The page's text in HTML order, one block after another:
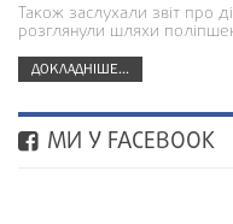
Також заслухали звіт про
розглянули шляхи
ДОКЛАДНІШЕ...
МИ У FACEBOOK